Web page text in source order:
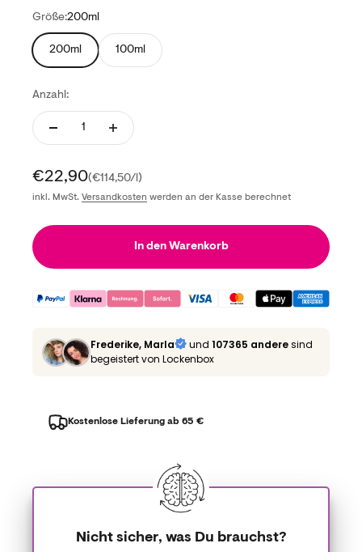
Größe:200ml
200ml 100ml
Anzahl:
Angebot
€22,90(€114,50/l)
inkl. MwSt. Versandkosten werden an der Kasse berechnet
In den Warenkorb
Frederike, Marla und 107365 anderesind
begeistert von Lockenbox
Kostenlose Lieferung ab 65 €
Nicht sicher, was Du brauchst?